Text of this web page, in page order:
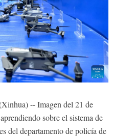
-- Imagen del 21 de
sobre el sistema de
del departamento de policía de